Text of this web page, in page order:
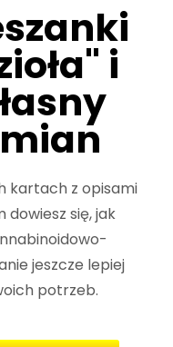
i
kartach z opisami
dowiesz się, jak
jeszcze lepiej
potrzeb.